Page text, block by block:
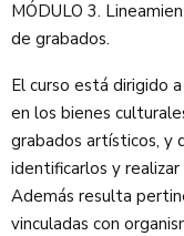
MÓDULO 3.
de grabados.
El curso está dirigido
en los bienes
grabados artísticos, y
identificarlos y
Además resulta
vinculadas con